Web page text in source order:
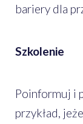
bariery dla
Szkolenie
Poinformuj i
przykład,